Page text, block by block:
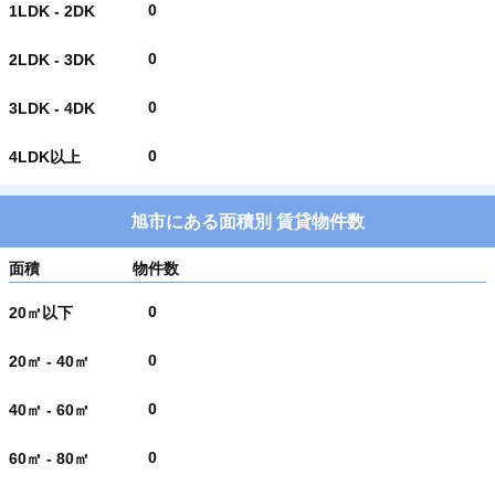
1LDK - 2DK 0
2LDK - 3DK 0
3LDK - 4DK 0
4LDK以上 0
旭市にある面積別 賃貸物件数
面積 物件数
20㎡以下 0
20㎡ - 40㎡ 0
40㎡ - 60㎡ 0
60㎡ - 80㎡ 0